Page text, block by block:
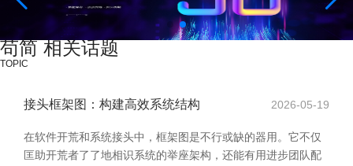
苟简 相关话题
TOPIC
接头框架图：构建高效系统结构 2026-05-19
在软件开荒和系统接头中，框架图是不行或缺的器用。它不仅
匡助开荒者了了地相识系统的举座架构，还能有用进步团队配